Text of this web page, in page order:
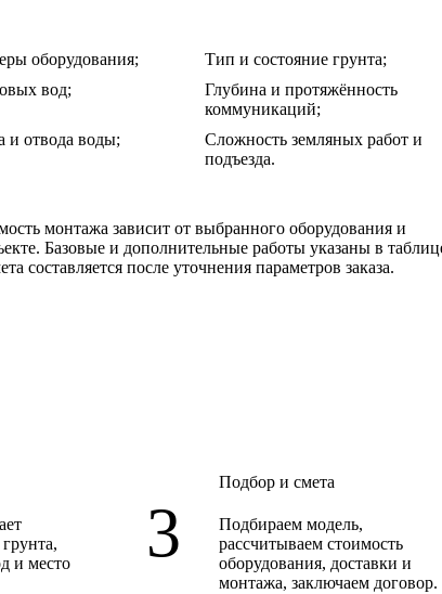
оборудования;
Тип и состояние грунта;
вод;
Глубина и протяжённость
коммуникаций;
и отвода воды;
Сложность земляных работ и
подъезда.
монтажа зависит от выбранного оборудования и
Базовые и дополнительные работы указаны в
составляется после уточнения параметров заказа.
и место
Подбор и смета
Подбираем модель,
рассчитываем стоимость
оборудования, доставки и
монтажа, заключаем договор.